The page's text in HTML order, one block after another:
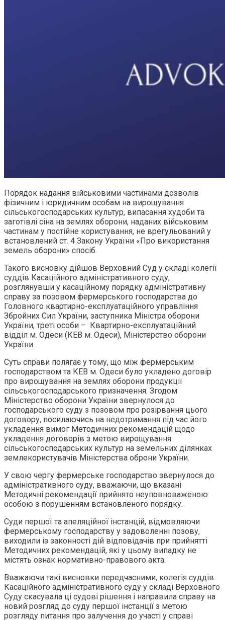
Порядок надання військовими частинами дозволів
фізичним і юридичним особам на вирощування
сільськогосподарських культур, випасання худоби та
заготівлі сіна на землях оборони, наданих військовим
частинам у постійне користування, не врегульований у
встановлений ст. 4 Закону України «Про використання
земель оборони» спосіб.
Такого висновку дійшов Верховний Суд у складі колегії
суддів Касаційного адміністративного суду,
розглянувши у касаційному порядку адміністративну
справу за позовом фермерського господарства до
Головного квартирно-експлуатаційного управління
Збройних Сил України, заступника Міністра оборони
України, треті особи – Квартирно-експлуатаційний
відділ м. Одеси (КЕВ м. Одеси), Міністерство оборони
України.
Суть справи полягає у тому, що між фермерським
господарством та КЕВ м. Одеси було укладено договір
про вирощування на землях оборони продукції
сільськогосподарського призначення. Згодом
Міністерство оборони України звернулося до
господарського суду з позовом про розірвання цього
договору, посилаючись на недотримання під час його
укладення вимог Методичних рекомендацій щодо
укладення договорів з метою вирощування
сільськогосподарських культур на земельних ділянках
землекористувачів Міністерства оброни України.
У свою чергу фермерське господарство звернулося до
адміністративного суду, вважаючи, що вказані
Методичні рекомендації прийнято неуповноваженою
особою з порушенням встановленого порядку.
Суди першої та апеляційної інстанцій, відмовляючи
фермерському господарству у задоволенні позову,
виходили із законності дій відповідачів при прийнятті
Методичних рекомендацій, які у цьому випадку не
містять ознак нормативно-правового акта.
Вважаючи такі висновки передчасними, колегія суддів
Касаційного адміністративного суду у складі Верховного
Суду скасувала ці судові рішення і направила справу на
новий розгляд до суду першої інстанції з метою
розгляду питання про залучення до участі у справі